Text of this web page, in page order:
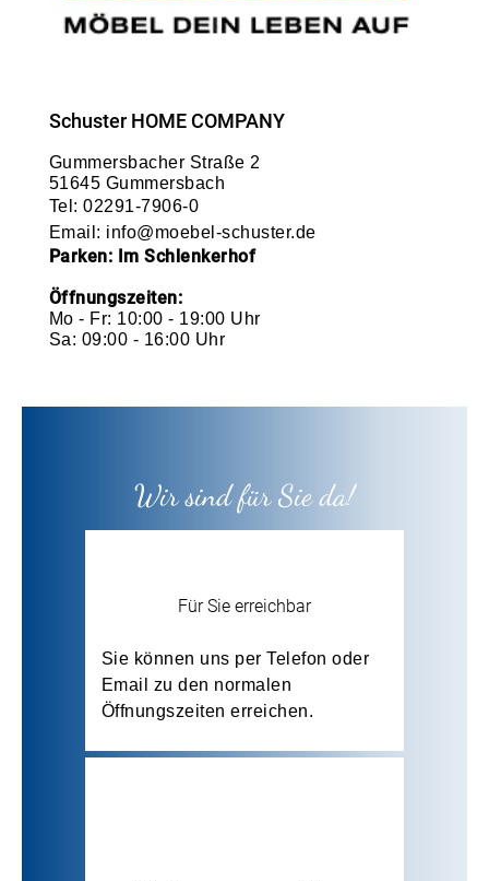
Schuster HOME COMPANY
Gummersbacher Straße 2
51645 Gummersbach
Tel:02291-7906-0
Email: info@moebel-schuster.de
Parken: Im Schlenkerhof
Öffnungszeiten:
Mo - Fr: 10:00 - 19:00 Uhr
Sa: 09:00 - 16:00 Uhr
Wir sind für Sie da!
Für Sie erreichbar
Sie können uns per Telefon oder
Email zu den normalen
Öffnungszeiten erreichen.